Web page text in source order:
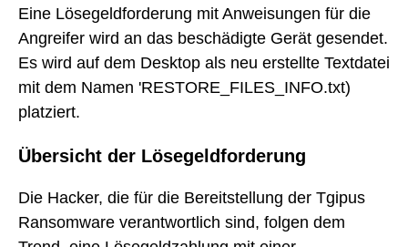
Eine Lösegeldforderung mit Anweisungen für die
Angreifer wird an das beschädigte Gerät gesendet.
Es wird auf dem Desktop als neu erstellte Textdatei
mit dem Namen 'RESTORE_FILES_INFO.txt)
platziert.
Übersicht der Lösegeldforderung
Die Hacker, die für die Bereitstellung der Tgipus
Ransomware verantwortlich sind, folgen dem